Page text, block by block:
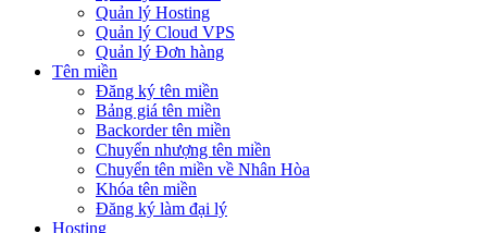
Quản lý Hosting
Quản lý Cloud VPS
Quản lý Đơn hàng
Tên miền
Đăng ký tên miền
Bảng giá tên miền
Backorder tên miền
Chuyển nhượng tên miền
Chuyển tên miền về Nhân Hòa
Khóa tên miền
Đăng ký làm đại lý
Hosting